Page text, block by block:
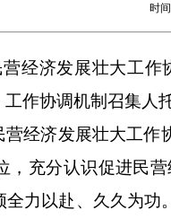
时
经济发展壮大工
作协调机制召集人
经济发展壮大工
，充分认识促进民
力以赴、久久为